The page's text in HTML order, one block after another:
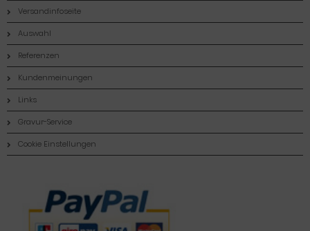
Versandinfoseite
Auswahl
Referenzen
Kundenmeinungen
Links
Gravur-Service
Cookie Einstellungen
Zahlungsmethoden